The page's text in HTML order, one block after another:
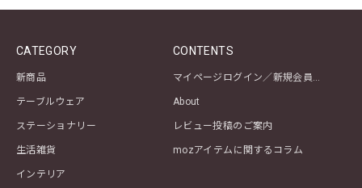
CATEGORY
新商品
テーブルウェア
ステーショナリー
生活雑貨
インテリア
CONTENTS
About
レビュー投稿のご案内
mozアイテムに関するコラム